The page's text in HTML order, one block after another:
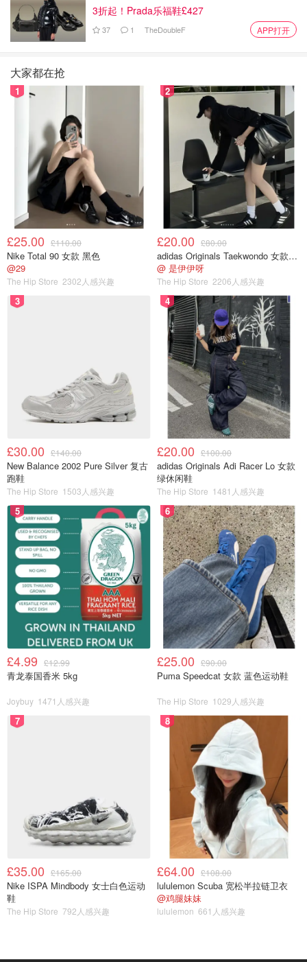
🌱组装
如果送人用慕斯圈，自家吃就用有一定高度的容器来组装。
蛋糕片刷百利酒—》倒入慕斯糊—》蛋糕片稍微按压后再刷
百利酒，倒慕斯糊，送冰箱冷藏（至少6小时）后筛入可可
粉（适量即可，不然会咔嗓🤣）
3折起！Prada乐福鞋£427
37 1 TheDoubleF APP打开
大家都在抢
1
£25.00 £110.00
Nike Total 90 女款 黑色
@29
The Hip Store 2302人感兴趣
2
£20.00 £80.00
adidas Originals Taekwondo 女款黑色运动鞋
@ 是伊伊呀
The Hip Store 2206人感兴趣
3
£30.00 £140.00
New Balance 2002 Pure Silver 复古
跑鞋
The Hip Store 1503人感兴趣
4
£20.00 £100.00
adidas Originals Adi Racer Lo 女款
绿休闲鞋
The Hip Store 1481人感兴趣
5
£4.99 £12.99
青龙泰国香米 5kg
Joybuy 1471人感兴趣
6
£25.00 £90.00
Puma Speedcat 女款 蓝色运动鞋
The Hip Store 1029人感兴趣
7
£35.00 £165.00
Nike ISPA Mindbody 女士白色运动
鞋
The Hip Store 792人感兴趣
8
£64.00 £108.00
lululemon Scuba 宽松半拉链卫衣
@鸡腿妹妹
lululemon 661人感兴趣